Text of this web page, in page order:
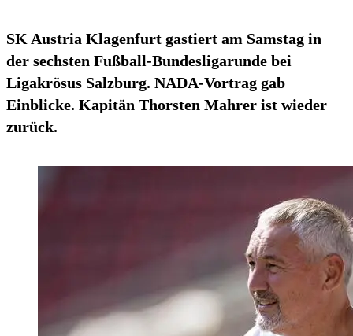
SK Austria Klagenfurt gastiert am Samstag in
der sechsten Fußball-Bundesligarunde bei
Ligakrösus Salzburg. NADA-Vortrag gab
Einblicke. Kapitän Thorsten Mahrer ist wieder
zurück.